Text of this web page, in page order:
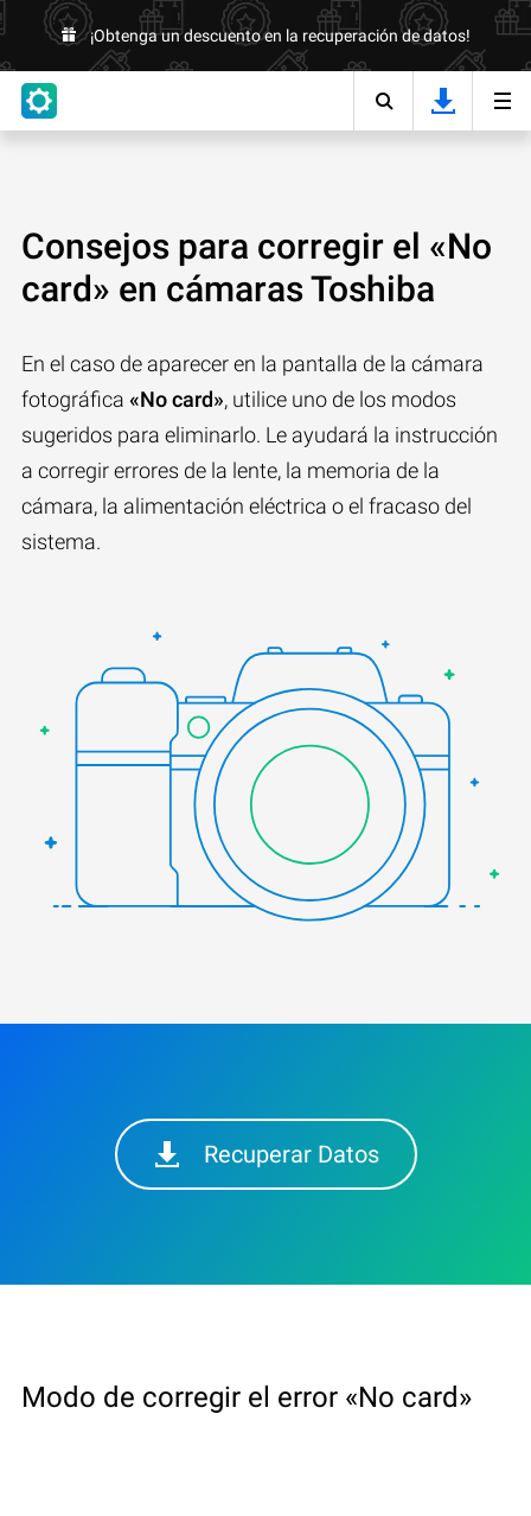
¡Obtenga un descuento en la recuperación de datos!
Consejos para corregir el «No
card» en cámaras Toshiba
En el caso de aparecer en la pantalla de la cámara
fotográfica «No card», utilice uno de los modos
sugeridos para eliminarlo. Le ayudará la instrucción
a corregir errores de la lente, la memoria de la
cámara, la alimentación eléctrica o el fracaso del
sistema.
Recuperar Datos
Modo de corregir el error «No card»